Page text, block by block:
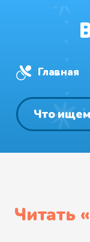
Главная
Читать «